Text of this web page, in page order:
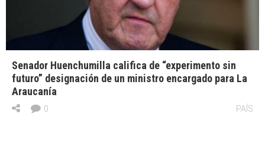
Senador Huenchumilla califica de “experimento sin
futuro” designación de un ministro encargado para La
Araucanía
PAÍS
0